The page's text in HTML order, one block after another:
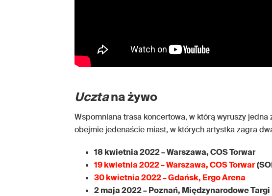
Ucztana żywo
Wspomniana trasa koncertowa, w którą wyruszy
obejmie jedenaście miast, w których artystka zagra
18 kwietnia 2022 – Warszawa, COS Torwar
19 kwietnia 2022 – Warszawa, COS Torwar
30 kwietnia 2022 – Gdańsk, Ergo Arena
2 maja 2022 – Poznań, Międzynarodowe